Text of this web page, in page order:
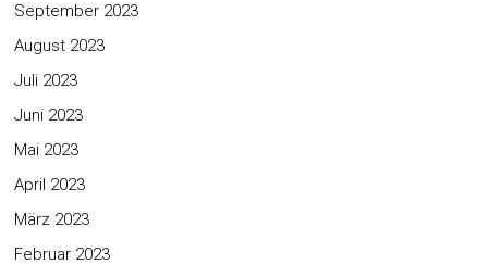
September 2023
August 2023
Juli 2023
Juni 2023
Mai 2023
April 2023
März 2023
Februar 2023